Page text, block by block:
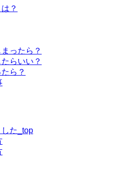
？
ったら？
らいい？
ら？
た_top